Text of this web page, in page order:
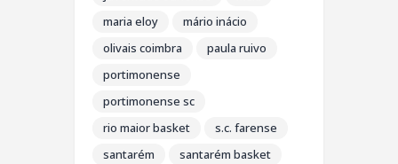
maria eloy
mário inácio
olivais coimbra
paula ruivo
portimonense
portimonense sc
rio maior basket
s.c. farense
santarém
santarém basket